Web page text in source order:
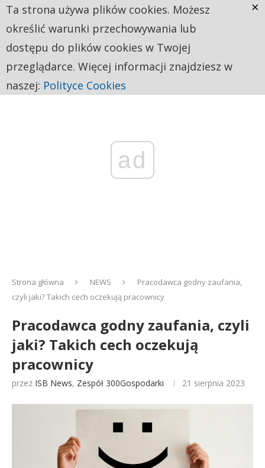
ad
Strona główna NEWS
Pracodawca godny zaufania,
czyli jaki? Takich cech oczekują pracownicy
Pracodawca godny zaufania, czyli
jaki? Takich cech oczekują
pracownicy
przez ISB News, Zespół 300Gospodarki 21 sierpnia 2023
Ta strona używa plików cookies. Możesz
określić warunki przechowywania lub
dostępu do plików cookies w Twojej
przeglądarce. Więcej informacji znajdziesz w
naszej: Polityce Cookies
×